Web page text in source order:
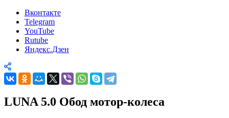
Вконтакте
Telegram
YouTube
Rutube
Яндекс.Дзен
LUNA 5.0 Обод мотор-колеса